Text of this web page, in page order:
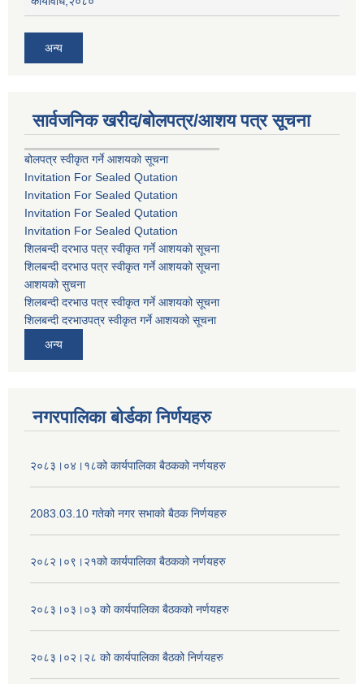
अन्य
सार्वजनिक खरीद/बोलपत्र/आशय पत्र सूचना
बोलपत्र स्वीकृत गर्ने आशयको सूचना
Invitation For Sealed Qutation
Invitation For Sealed Qutation
Invitation For Sealed Qutation
Invitation For Sealed Qutation
शिलबन्दी दरभाउ पत्र स्वीकृत गर्ने आशयको सूचना
शिलबन्दी दरभाउ पत्र स्वीकृत गर्ने आशयको सूचना
आशयको सुचना
शिलबन्दी दरभाउ पत्र स्वीकृत गर्ने आशयको सूचना
शिलबन्दी दरभाउपत्र स्वीकृत गर्ने आशयको सूचना
अन्य
नगरपालिका बोर्डका निर्णयहरु
२०८३।०४।१८को कार्यपालिका बैठकको नर्णयहरु
2083.03.10 गतेको नगर सभाको बैठक निर्णयहरु
२०८२।०९।२१को कार्यपालिका बैठकको नर्णयहरु
२०८३।०३।०३ को कार्यपालिका बैठकको नर्णयहरु
२०८३।०२।२८ को कार्यपालिका बैठको निर्णयहरु